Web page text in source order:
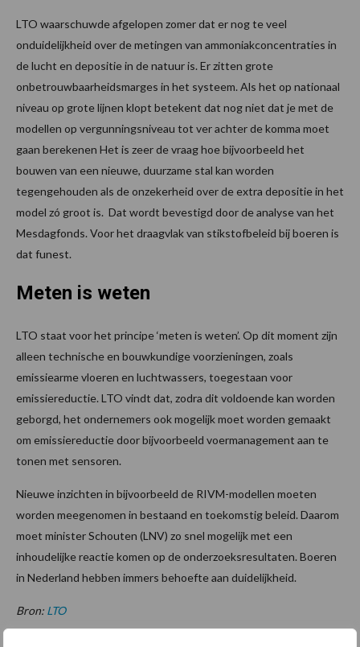
LTO waarschuwde afgelopen zomer dat er nog te veel
onduidelijkheid over de metingen van ammoniakconcentraties in
de lucht en depositie in de natuur is. Er zitten grote
onbetrouwbaarheidsmarges in het systeem. Als het op nationaal
niveau op grote lijnen klopt betekent dat nog niet dat je met de
modellen op vergunningsniveau tot ver achter de komma moet
gaan berekenen Het is zeer de vraag hoe bijvoorbeeld het
bouwen van een nieuwe, duurzame stal kan worden
tegengehouden als de onzekerheid over de extra depositie in het
model zó groot is. Dat wordt bevestigd door de analyse van het
Mesdagfonds. Voor het draagvlak van stikstofbeleid bij boeren is
dat funest.
Meten is weten
LTO staat voor het principe ‘meten is weten’. Op dit moment zijn
alleen technische en bouwkundige voorzieningen, zoals
emissiearme vloeren en luchtwassers, toegestaan voor
emissiereductie. LTO vindt dat, zodra dit voldoende kan worden
geborgd, het ondernemers ook mogelijk moet worden gemaakt
om emissiereductie door bijvoorbeeld voermanagement aan te
tonen met sensoren.
Nieuwe inzichten in bijvoorbeeld de RIVM-modellen moeten
worden meegenomen in bestaand en toekomstig beleid. Daarom
moet minister Schouten (LNV) zo snel mogelijk met een
inhoudelijke reactie komen op de onderzoeksresultaten. Boeren
in Nederland hebben immers behoefte aan duidelijkheid.
Bron: LTO